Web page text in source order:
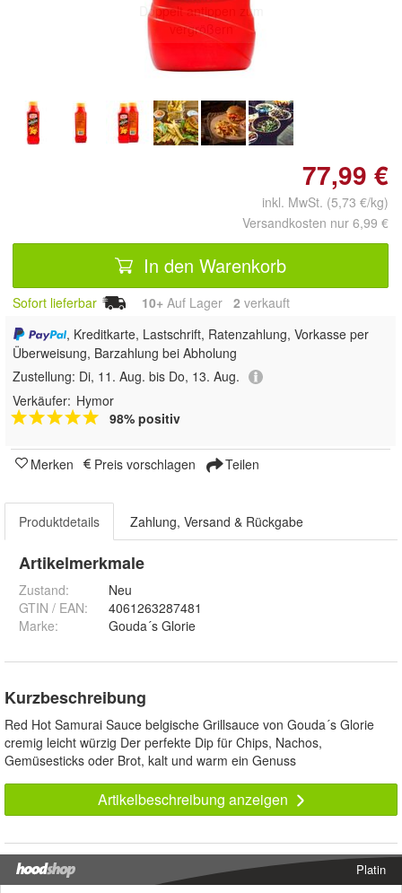
Doppelt antippen zum
vergrößern
77,99 €
inkl. MwSt. (5,73 €/kg)
Versandkosten nur 6,99 €
In den Warenkorb
Sofort lieferbar 10+ Auf Lager 2 verkauft
, Kreditkarte, Lastschrift, Ratenzahlung, Vorkasse per
Überweisung, Barzahlung bei Abholung
Zustellung: Di, 11. Aug. bis Do, 13. Aug.
Verkäufer: Hymor
98% positiv
Merken Preis vorschlagen Teilen
Produktdetails Zahlung, Versand & Rückgabe
Artikelmerkmale
Zustand:
Neu
GTIN / EAN:
4061263287481
Marke:
Gouda´s Glorie
Kurzbeschreibung
Red Hot Samurai Sauce belgische Grillsauce von Gouda´s Glorie
cremig leicht würzig Der perfekte Dip für Chips, Nachos,
Gemüsesticks oder Brot, kalt und warm ein Genuss
Artikelbeschreibung anzeigen
Platin